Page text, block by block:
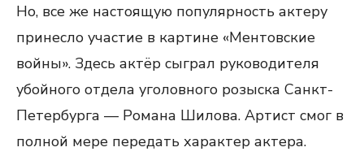
Но, все же настоящую популярность актеру
принесло участие в картине «Ментовские
войны». Здесь актёр сыграл руководителя
убойного отдела уголовного розыска Санкт-
Петербурга — Романа Шилова. Артист смог в
полной мере передать характер актера.